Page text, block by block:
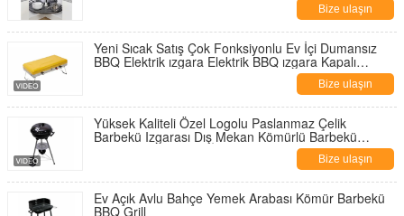
Bize ulaşın
Yeni Sıcak Satış Çok Fonksiyonlu Ev İçi Dumansız
BBQ Elektrik ızgara Elektrik BBQ ızgara Kapalı
Bize ulaşın
Yüksek Kaliteli Özel Logolu Paslanmaz Çelik
Barbekü Izgarası Dış Mekan Kömürlü Barbekü
Bize ulaşın
Ev Açık Avlu Bahçe Yemek Arabası Kömür Barbekü
BBQ Grill